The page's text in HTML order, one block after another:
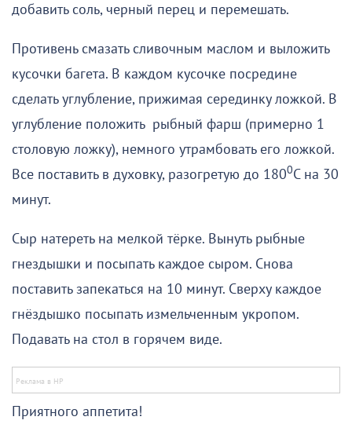
добавить соль, черный перец и перемешать.
Противень смазать сливочным маслом и выложить
кусочки багета. В каждом кусочке посредине
сделать углубление, прижимая серединку ложкой. В
углубление положить рыбный фарш (примерно 1
столовую ложку), немного утрамбовать его ложкой.
Все поставить в духовку, разогретую до 1800С на 30
минут.
Сыр натереть на мелкой тёрке. Вынуть рыбные
гнездышки и посыпать каждое сыром. Снова
поставить запекаться на 10 минут. Сверху каждое
гнёздышко посыпать измельченным укропом.
Подавать на стол в горячем виде.
Приятного аппетита!